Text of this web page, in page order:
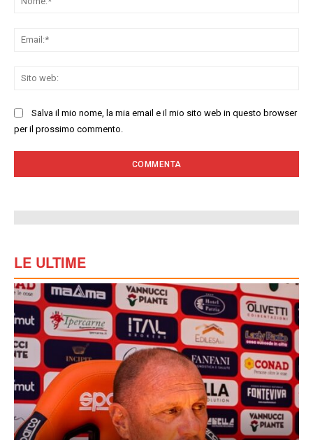
Salva il mio nome, la mia email e il mio sito web in questo browser
per il prossimo commento.
LE ULTIME